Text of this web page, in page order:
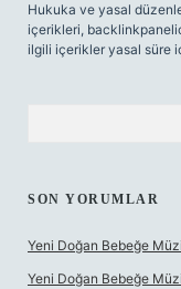
Hukuka ve yasal
içerikleri,
ilgili içerikler yasal süre
SON YORUMLAR
Yeni Doğan Bebeğe
Yeni Doğan Bebeğe